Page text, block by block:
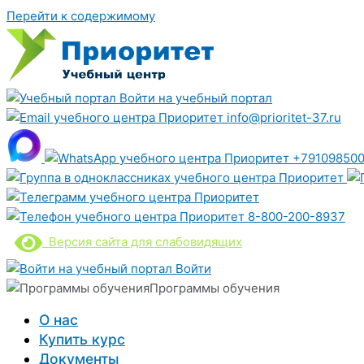
Перейти к содержимому
Войти на учебный портал
info@prioritet-37.ru
8-800-200-8937
Версия сайта для слабовидящих
Войти
Программы обучения
О нас
Купить курс
Документы